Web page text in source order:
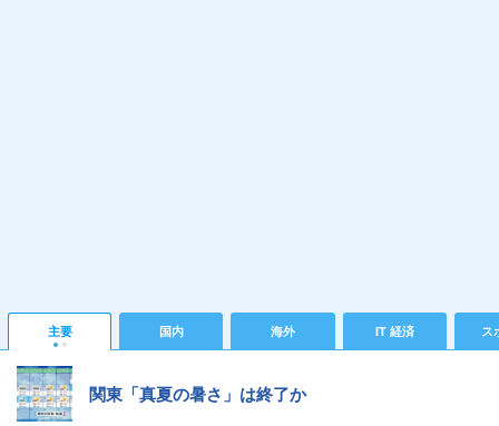
主要 国内 海外 IT 経済 ス
関東「真夏の暑さ」は終了か